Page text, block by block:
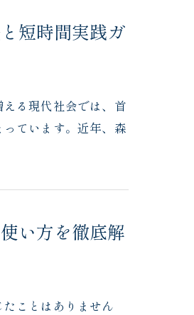
短時間実践ガ
る現代社会では、首
ています。近年、森
い方を徹底解
ことはありません